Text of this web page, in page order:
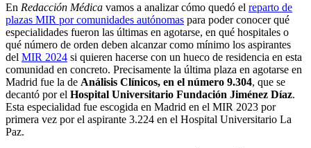
En Redacción Médica vamos a analizar cómo quedó el reparto de
plazas MIR por comunidades autónomas para poder conocer qué
especialidades fueron las últimas en agotarse, en qué hospitales o
qué número de orden deben alcanzar como mínimo los aspirantes
del MIR 2024 si quieren hacerse con un hueco de residencia en esta
comunidad en concreto. Precisamente la última plaza en agotarse en
Madrid fue la de Análisis Clínicos, en el número 9.304, que se
decantó por el Hospital Universitario Fundación Jiménez Díaz.
Esta especialidad fue escogida en Madrid en el MIR 2023 por
primera vez por el aspirante 3.224 en el Hospital Universitario La
Paz.